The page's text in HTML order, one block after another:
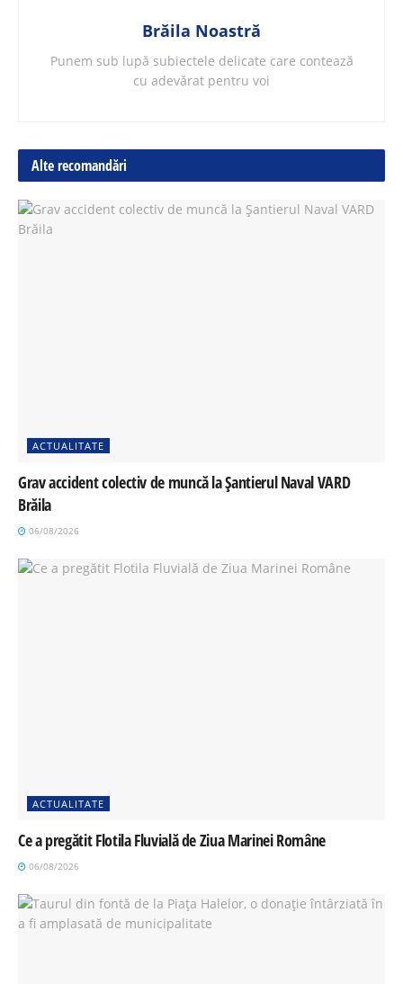
Brăila Noastră
Punem sub lupă subiectele delicate care contează
cu adevărat pentru voi
Alte recomandări
ACTUALITATE
Grav accident colectiv de muncă la Șantierul Naval VARD
Brăila
06/08/2026
ACTUALITATE
Ce a pregătit Flotila Fluvială de Ziua Marinei Române
06/08/2026